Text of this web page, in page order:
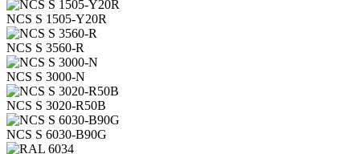
NCS S 1505-Y20R
NCS S 3560-R
NCS S 3000-N
NCS S 3020-R50B
NCS S 6030-B90G